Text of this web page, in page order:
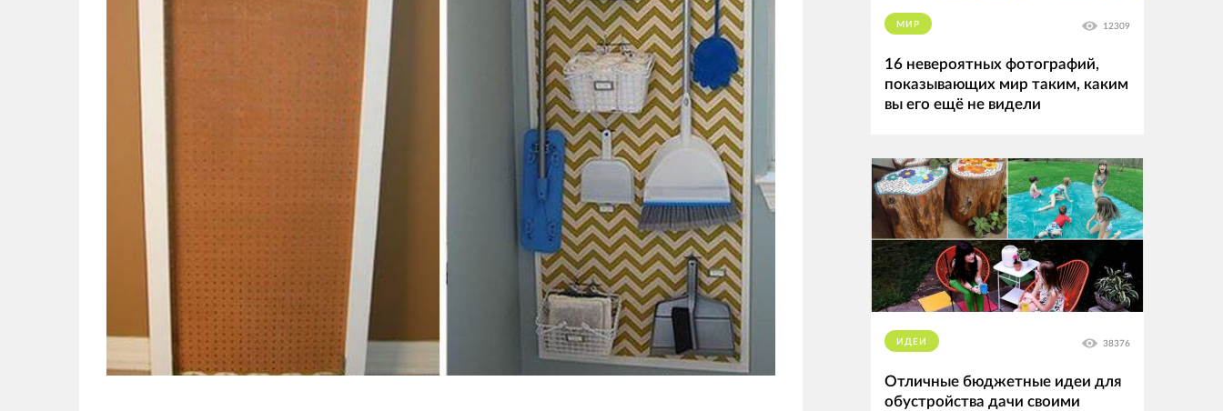
МИР 12309
16 невероятных фотографий,
показывающих мир таким, каким
вы его ещё не видели
ИДЕИ 38376
Отличные бюджетные идеи для
обустройства дачи своими